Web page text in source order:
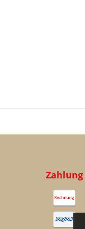
Zahlung